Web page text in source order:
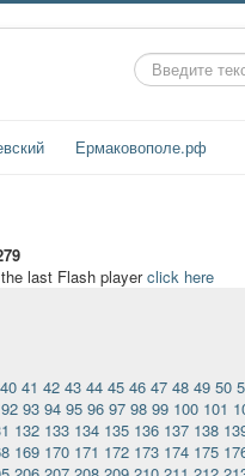
Искать...
Ермаковополе.рф
last Flash playerclick here
40 41 42 43 44 45 46 47 48 49 50
92 93 94 95 96 97 98 99 100 101
132 133 134 135 136 137 138
169 170 171 172 173 174 175